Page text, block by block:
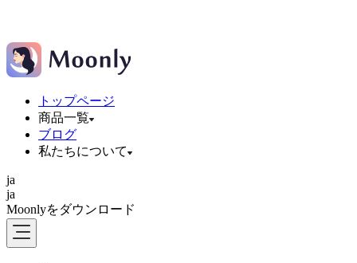
トップページ
商品一覧
ブログ
私たちについて
ja
ja
Moonlyをダウンロード